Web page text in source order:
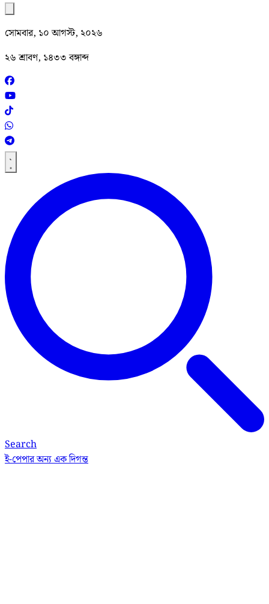
সোমবার, ১০ আগস্ট, ২০২৬
২৬ শ্রাবণ, ১৪৩৩ বঙ্গাব্দ
Search
ই-পেপারঅন্য এক দিগন্ত